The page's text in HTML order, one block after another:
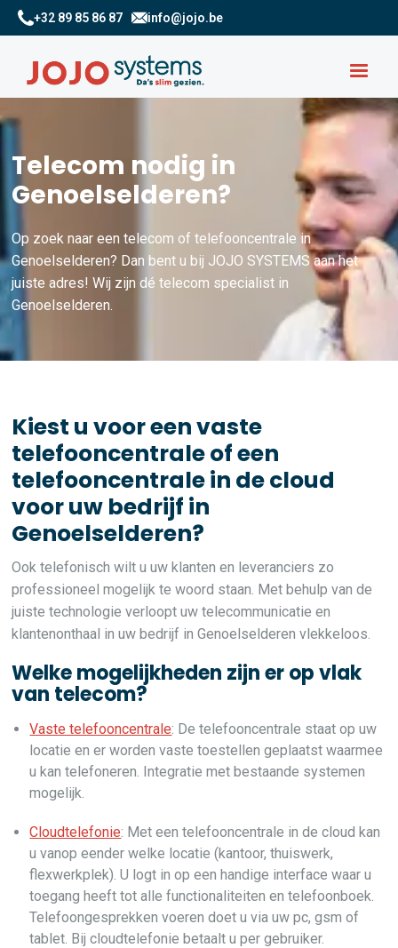
+32 89 85 86 87 info@jojo.be
Telecom nodig in
Genoelselderen?
Op zoek naar een telecom of telefooncentrale in
Genoelselderen? Dan bent u bij JOJO SYSTEMS aan het
juiste adres! Wij zijn dé telecom specialist in
Genoelselderen.
Kiest u voor een vaste
telefooncentrale of een
telefooncentrale in de cloud
voor uw bedrijf in
Genoelselderen?
Ook telefonisch wilt u uw klanten en leveranciers zo
professioneel mogelijk te woord staan. Met behulp van de
juiste technologie verloopt uw telecommunicatie en
klantenonthaal in uw bedrijf in Genoelselderen vlekkeloos.
Welke mogelijkheden zijn er op vlak
van telecom?
Vaste telefooncentrale: De telefooncentrale staat op uw
locatie en er worden vaste toestellen geplaatst waarmee
u kan telefoneren. Integratie met bestaande systemen
mogelijk.
Cloudtelefonie: Met een telefooncentrale in de cloud kan
u vanop eender welke locatie (kantoor, thuiswerk,
flexwerkplek). U logt in op een handige interface waar u
toegang heeft tot alle functionaliteiten en telefoonboek.
Telefoongesprekken voeren doet u via uw pc, gsm of
tablet. Bij cloudtelefonie betaalt u per gebruiker.